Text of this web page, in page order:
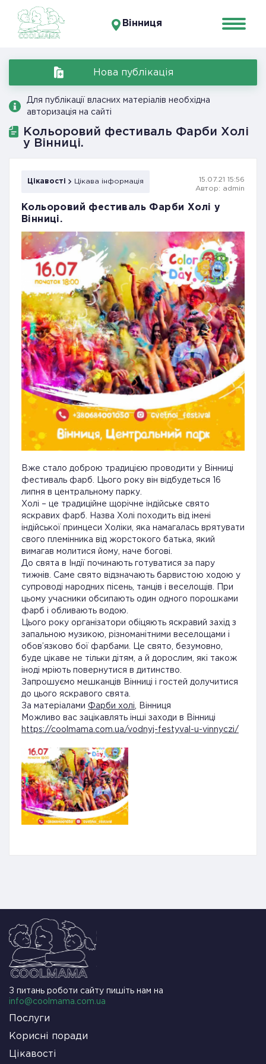
Вінниця
Нова публікація
Для публікації власних матеріалів необхідна
авторизація на сайті
Кольоровий фестиваль Фарби Холі
у Вінниці.
Цікавості Цікава інформація
15.07.21 15:56
Автор: admin
Кольоровий фестиваль Фарби Холі у
Вінниці.
Вже стало доброю традицією проводити у Вінниці
фестиваль фарб. Цього року він відбудеться 16
липня в центральному парку.
Холі – це традиційне щорічне індійське свято
яскравих фарб. Назва Холі походить від імені
індійської принцеси Холіки, яка намагалась врятувати
свого племінника від жорстокого батька, який
вимагав молитися йому, наче богові.
До свята в Індії починають готуватися за пару
тижнів. Саме свято відзначають барвистою ходою у
супроводі народних пісень, танців і веселощів. При
цьому учасники обсипають один одного порошками
фарб і обливають водою.
Цього року організатори обіцяють яскравий захід з
запальною музикою, різноманітними веселощами і
обов’язково бої фарбами. Це свято, безумовно,
буде цікаве не тільки дітям, а й дорослим, які також
іноді мріють повернутися в дитинство.
Запрошуємо мешканців Вінниці і гостей долучитися
до цього яскравого свята.
За матеріалами Фарби холі
, Вінниця
Можливо вас зацікавлять інші заходи в Вінниці
https://coolmama.com.ua/vodnyj-festyval-u-vinnyczi/
З питань роботи сайту пишіть нам на
info@coolmama.com.ua
Послуги
Корисні поради
Цікавості